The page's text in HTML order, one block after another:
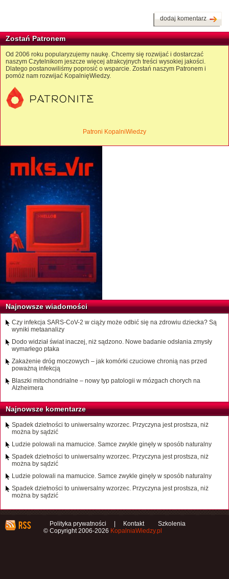
dodaj komentarz
Zostań Patronem
Od 2006 roku popularyzujemy naukę. Chcemy się rozwijać i dostarczać
naszym Czytelnikom jeszcze więcej atrakcyjnych treści wysokiej jakości.
Dlatego postanowiliśmy poprosić o wsparcie. Zostań naszym Patronem i
pomóż nam rozwijać KopalnięWiedzy.
Patroni KopalniWiedzy
Najnowsze wiadomości
Czy infekcja SARS-CoV-2 w ciąży może odbić się na zdrowiu dziecka? Są
wyniki metaanalizy
Dodo widział świat inaczej, niż sądzono. Nowe badanie odsłania zmysły
wymarłego ptaka
Zakażenie dróg moczowych – jak komórki czuciowe chronią nas przed
poważną infekcją
Blaszki mitochondrialne – nowy typ patologii w mózgach chorych na
Alzheimera
Najnowsze komentarze
Spadek dzietności to uniwersalny wzorzec. Przyczyna jest prostsza, niż
można by sądzić
Ludzie polowali na mamucice. Samce zwykle ginęły w sposób naturalny
Spadek dzietności to uniwersalny wzorzec. Przyczyna jest prostsza, niż
można by sądzić
Ludzie polowali na mamucice. Samce zwykle ginęły w sposób naturalny
Spadek dzietności to uniwersalny wzorzec. Przyczyna jest prostsza, niż
można by sądzić
Polityka prywatności Kontakt
Szkolenia
© Copyright 2006-2026 KopalniaWiedzy.pl